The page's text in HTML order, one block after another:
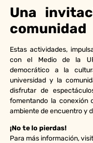
Una
comunidad
Estas actividades,
con el Medio de la
democrático a la
universidad y la
disfrutar de
fomentando la conexión
ambiente de encuentro y
¡No te lo pierdas!
Para más información,